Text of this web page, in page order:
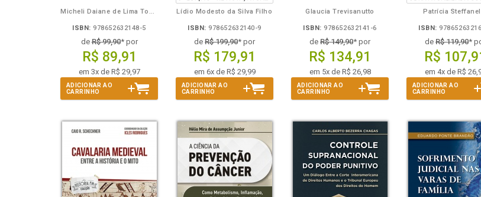
Micheli Daiane de Lima Toporowicz
ISBN: 978652632148-5
deR$ 99,90* por
R$ 89,91
em 3x de R$ 29,97
ADICIONAR AO
CARRINHO
Lídio Modesto da Silva Filho
ISBN: 978652632140-9
de R$ 199,90* por
R$ 179,91
em 6x de R$ 29,99
ADICIONAR AO
CARRINHO
Glaucia Trevisanutto
ISBN: 978652632141-6
de R$ 149,90* por
R$ 134,91
em 5x de R$ 26,98
ADICIONAR AO
CARRINHO
Patrícia
ISBN:
de R$ 119,90*
R$
em 4x de R$
ADICIONAR AO
CARRINHO